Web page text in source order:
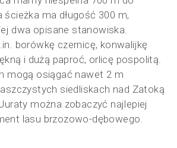
ścieżka ma długość 300 m,
dwa opisane stanowiska.
borówkę czernicę, konwalijkę
i dużą paproć, orlicę pospolitą.
mogą osiągać nawet 2 m
siedliskach nad Zatoką
można zobaczyć najlepiej
lasu brzozowo-dębowego.